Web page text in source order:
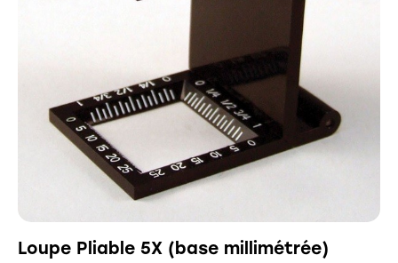
Loupe Pliable 5X (base millimétrée)